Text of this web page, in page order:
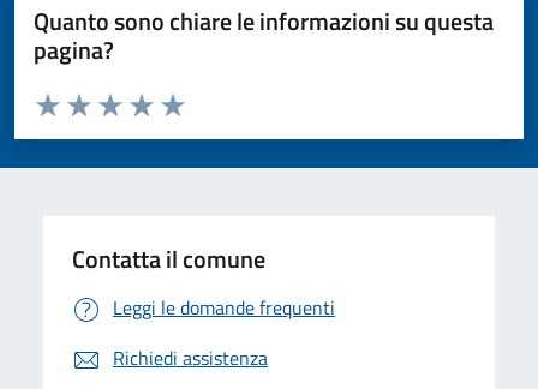
Quanto sono chiare le informazioni su questa
pagina?
Valuta da 1 a 5 stelle la pagina
Valuta 5 stelle su 5
Valuta 4 stelle su 5
Valuta 3 stelle su 5
Valuta 2 stelle su 5
Valuta 1 stelle su 5
Contatta il comune
Leggi le domande frequenti
Richiedi assistenza